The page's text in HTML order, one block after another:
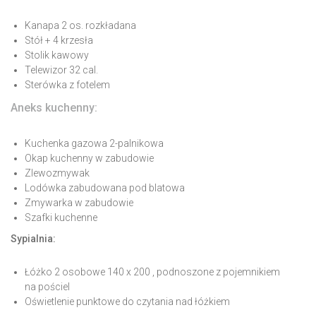
Kanapa 2 os. rozkładana
Stół + 4 krzesła
Stolik kawowy
Telewizor 32 cal.
Sterówka z fotelem
Aneks kuchenny:
Kuchenka gazowa 2-palnikowa
Okap kuchenny w zabudowie
Zlewozmywak
Lodówka zabudowana pod blatowa
Zmywarka w zabudowie
Szafki kuchenne
Sypialnia:
Łóżko 2 osobowe 140 x 200 , podnoszone z pojemnikiem
na pościel
Oświetlenie punktowe do czytania nad łóżkiem